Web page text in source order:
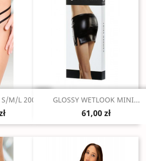
M/L 2008 Szybki podgląd
GLOSSY WETLOOK MINI...
61,00 zł